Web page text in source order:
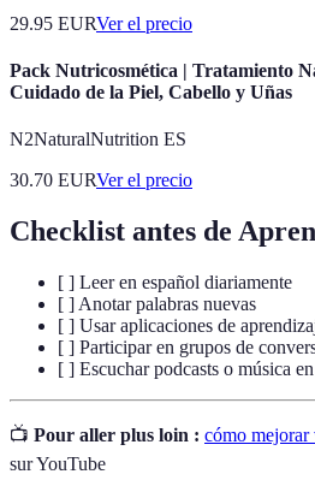
29.95 EURVer el precio
Pack Nutricosmética | Tratamiento
Cuidado de la Piel, Cabello y Uñas
N2NaturalNutrition ES
30.70 EURVer el precio
Checklist antes de
[ ] Leer en español diariamente
[ ] Anotar palabras nuevas
[ ] Usar aplicaciones de
[ ] Participar en grupos de
[ ] Escuchar podcasts o música
📺 Pour aller plus loin : cómo mejorar
sur YouTube